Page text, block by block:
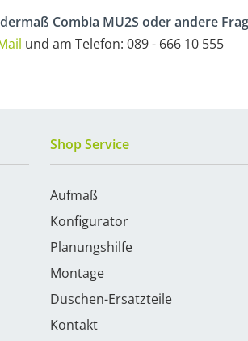
Combia MU2S oder andere
und am Telefon: 089 - 666 10 555
Shop Service
Aufmaß
Konfigurator
Planungshilfe
Montage
Duschen-Ersatzteile
Kontakt